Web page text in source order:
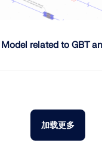
Model related to GBT
加载更多